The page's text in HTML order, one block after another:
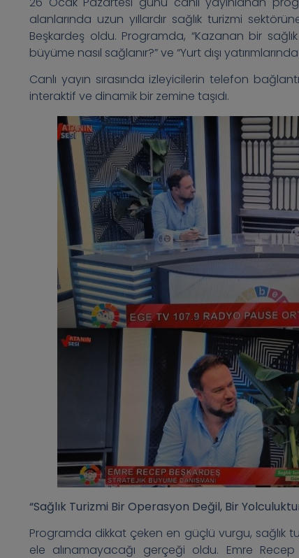
alanlarında uzun yıllardır sağlık turizmi
Beşkardeş oldu. Programda, “Kazanan bir
büyüme nasıl sağlanır?” ve “Yurt dışı
Canlı yayın sırasında izleyicilerin telefon
interaktif ve dinamik bir zemine taşıdı.
“Sağlık Turizmi Bir Operasyon Değil, Bir
Programda dikkat çeken en güçlü vurgu, sağlık
ele alınamayacağı gerçeği oldu. Emre